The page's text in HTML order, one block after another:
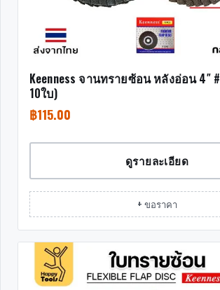
Keenness จานทรายซ้อน หลังอ่อน 4″
10ใบ)
฿115.00
ดูรายละเอียด
+ ขอราคา